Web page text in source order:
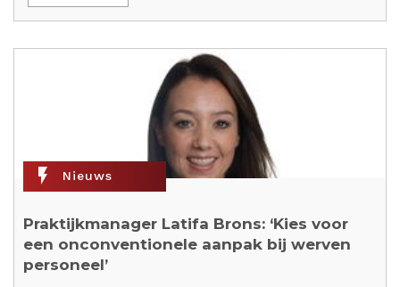
flash_on Nieuws
Praktijkmanager Latifa Brons: ‘Kies voor
een onconventionele aanpak bij werven
personeel’